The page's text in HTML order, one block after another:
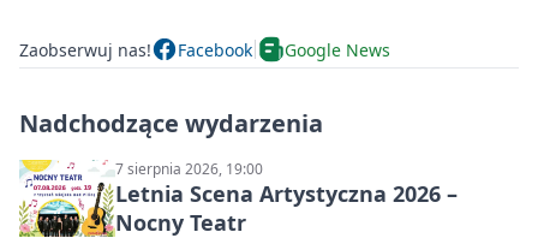
Zaobserwuj nas! Facebook Google News
Nadchodzące wydarzenia
7 sierpnia 2026, 19:00
Letnia Scena Artystyczna 2026 –
Nocny Teatr